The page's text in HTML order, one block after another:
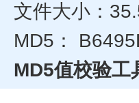
文件大小：
MD5：
MD5值校验工